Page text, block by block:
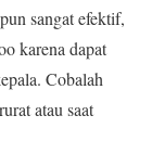
sangat efektif,
karena dapat
Cobalah
atau saat